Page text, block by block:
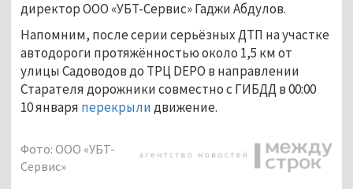
директор ООО «УБТ-Сервис» Гаджи Абдулов.
Напомним, после серии серьёзных ДТП на участке
автодороги протяжённостью около 1,5 км от
улицы Садоводов до ТРЦ DEPO в направлении
Старателя дорожники совместно с ГИБДД в 00:00
10 января перекрылидвижение.
Фото: ООО «УБТ-
Сервис»